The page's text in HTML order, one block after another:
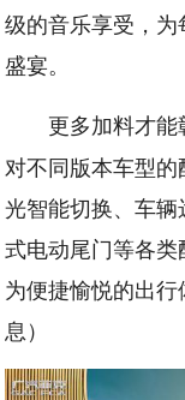
级的音乐享受，
盛宴。
更多加料才
对不同版本车型
光智能切换、车
式电动尾门等各
为便捷愉悦的出
息）